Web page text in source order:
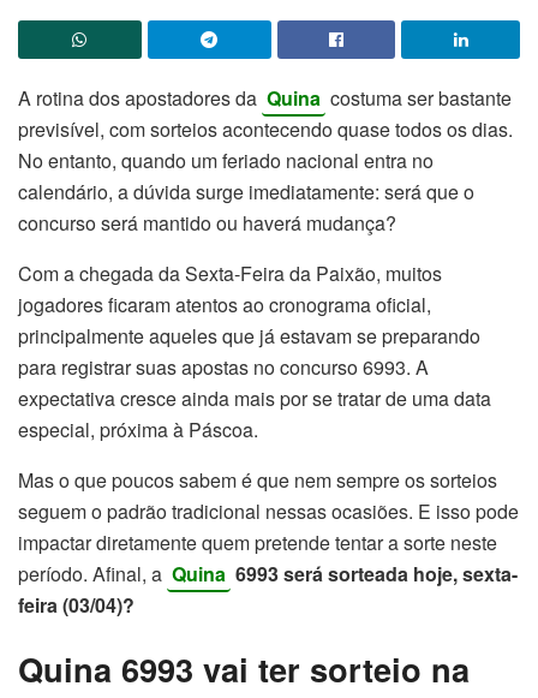
A rotina dos apostadores da Quina costuma ser bastante
previsível, com sorteios acontecendo quase todos os dias.
No entanto, quando um feriado nacional entra no
calendário, a dúvida surge imediatamente: será que o
concurso será mantido ou haverá mudança?
Com a chegada da Sexta-Feira da Paixão, muitos
jogadores ficaram atentos ao cronograma oficial,
principalmente aqueles que já estavam se preparando
para registrar suas apostas no concurso 6993. A
expectativa cresce ainda mais por se tratar de uma data
especial, próxima à Páscoa.
Mas o que poucos sabem é que nem sempre os sorteios
seguem o padrão tradicional nessas ocasiões. E isso pode
impactar diretamente quem pretende tentar a sorte neste
período. Afinal, a Quina 6993 será sorteada hoje, sexta-
feira (03/04)?
Quina 6993 vai ter sorteio na